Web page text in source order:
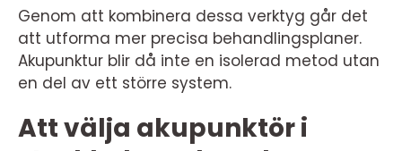
Genom att kombinera dessa verktyg går det
att utforma mer precisa behandlingsplaner.
Akupunktur blir då inte en isolerad metod utan
en del av ett större system.
Att välja akupunktör i